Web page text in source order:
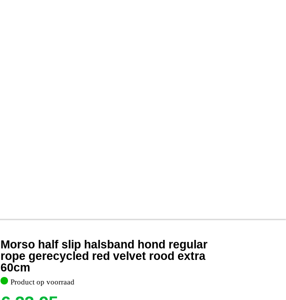
Morso half slip halsband hond regular
rope gerecycled red velvet rood extra
60cm
Product op voorraad